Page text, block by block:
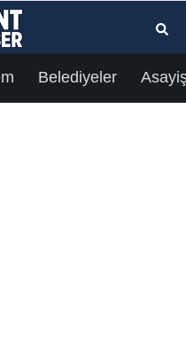
Belediyeler